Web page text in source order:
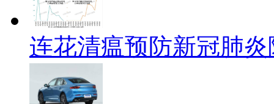
连花清瘟预防新冠肺